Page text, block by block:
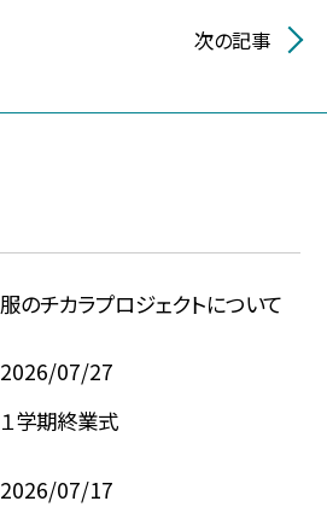
次の記事
服のチカラプロジェクトについて
2026/07/27
１学期終業式
2026/07/17